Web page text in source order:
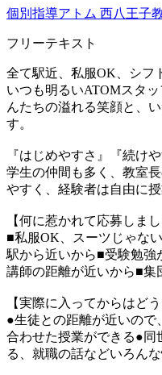
個別指導アトム 西八王子
フリーテキスト
全て駅近、私服OK、シフ
いつも明るいATOMスタ
んたちの溢れる笑顔と、
す。
『はじめやすさ』『続け
学生の仲間も多く、教室
やすく、経験者は自由に
【何に惹かれて応募しま
■私服OK、スーツじゃな
駅から近いから■受験勉強
講師の距離が近いから■
【実際に入ってからはどう
●生徒との距離が近いので
合わせた授業ができる●同
る、就職の話などいろん